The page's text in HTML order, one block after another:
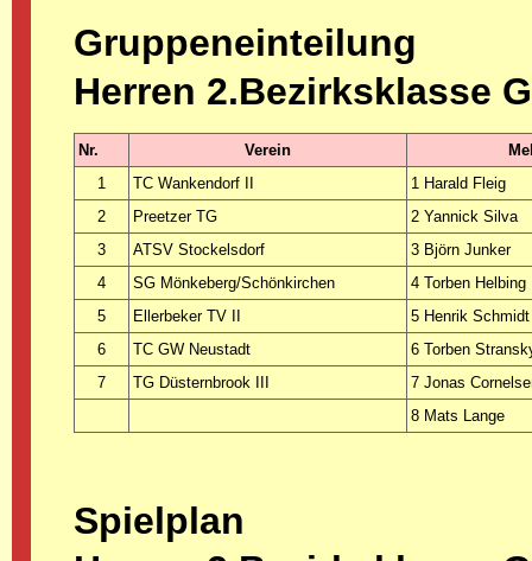
Gruppeneinteilung
Herren 2.Bezirksklasse
Nr. Verein
1
TC Wankendorf II
1 Harald Fleig
2
Preetzer TG
2 Yannick Silva
3
ATSV Stockelsdorf
3 Björn Junker
4
SG Mönkeberg/Schönkirchen
4 Torben Helbing
5
Ellerbeker TV II
5 Henrik Schmidt
6
TC GW Neustadt
6 Torben
7
TG Düsternbrook III
7 Jonas
8 Mats Lange
Spielplan